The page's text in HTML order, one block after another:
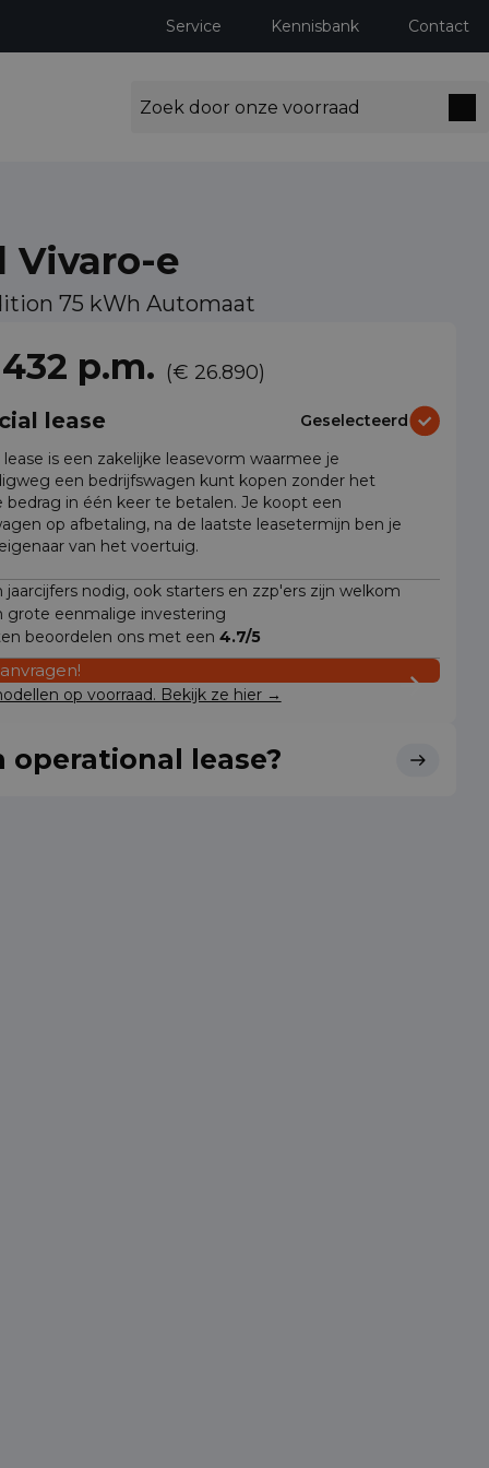
Service Kennisbank Contact
Vivaro-e
75 kWh Automaat
p.m. (€ 26.890)
lease
Geselecteerd
lease is een zakelijke leasevorm waarmee je
een bedrijfswagen kunt kopen zonder het
bedrag in één keer te betalen. Je koopt een
op afbetaling, na de laatste leasetermijn ben je
van het voertuig.
jaarcijfers nodig, ook starters en zzp'ers zijn welkom
grote eenmalige investering
beoordelen ons met een 4.7/5
op voorraad. Bekijk ze hier →
operational lease?